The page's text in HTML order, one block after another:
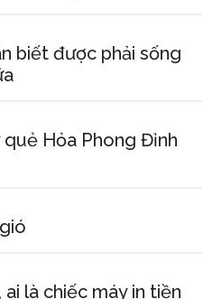
biết được phải sống
Hỏa Phong Đỉnh
là chiếc máy in tiền